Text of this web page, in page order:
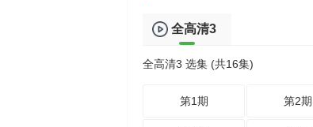
全高清3
全高清3 选集 (共16集)
第1期 第2期